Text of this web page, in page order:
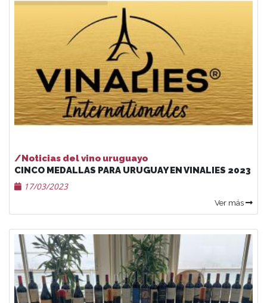
/Noticias del vino uruguayo
CINCO MEDALLAS PARA URUGUAY EN VINALIES 2023
17/03/2023
Ver más